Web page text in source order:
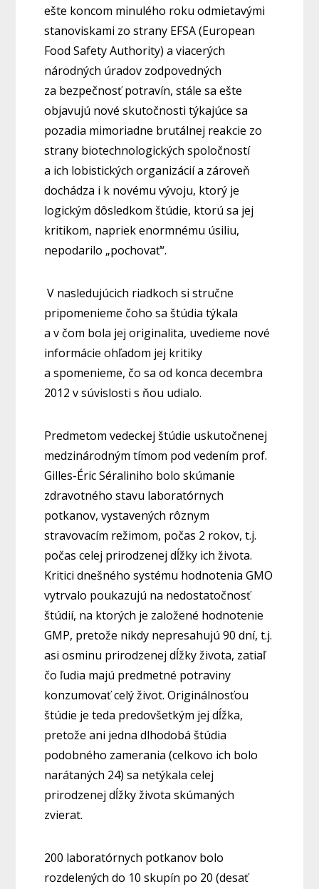
ešte koncom minulého roku odmietavými
stanoviskami zo strany EFSA (European
Food Safety Authority) a viacerých
národných úradov zodpovedných
za bezpečnosť potravín, stále sa ešte
objavujú nové skutočnosti týkajúce sa
pozadia mimoriadne brutálnej reakcie zo
strany biotechnologických spoločností
a ich lobistických organizácií a zároveň
dochádza i k novému vývoju, ktorý je
logickým dôsledkom štúdie, ktorú sa jej
kritikom, napriek enormnému úsiliu,
nepodarilo „pochovať“.
V nasledujúcich riadkoch si stručne
pripomenieme čoho sa štúdia týkala
a v čom bola jej originalita, uvedieme nové
informácie ohľadom jej kritiky
a spomenieme, čo sa od konca decembra
2012 v súvislosti s ňou udialo.
Predmetom vedeckej štúdie uskutočnenej
medzinárodným tímom pod vedením prof.
Gilles-Éric Séraliniho bolo skúmanie
zdravotného stavu laboratórnych
potkanov, vystavených rôznym
stravovacím režimom, počas 2 rokov, t.j.
počas celej prirodzenej dĺžky ich života.
Kritici dnešného systému hodnotenia GMO
vytrvalo poukazujú na nedostatočnosť
štúdií, na ktorých je založené hodnotenie
GMP, pretože nikdy nepresahujú 90 dní, t.j.
asi osminu prirodzenej dĺžky života, zatiaľ
čo ľudia majú predmetné potraviny
konzumovať celý život. Originálnosťou
štúdie je teda predovšetkým jej dĺžka,
pretože ani jedna dlhodobá štúdia
podobného zamerania (celkovo ich bolo
narátaných 24) sa netýkala celej
prirodzenej dĺžky života skúmaných
zvierat.
200 laboratórnych potkanov bolo
rozdelených do 10 skupín po 20 (desať